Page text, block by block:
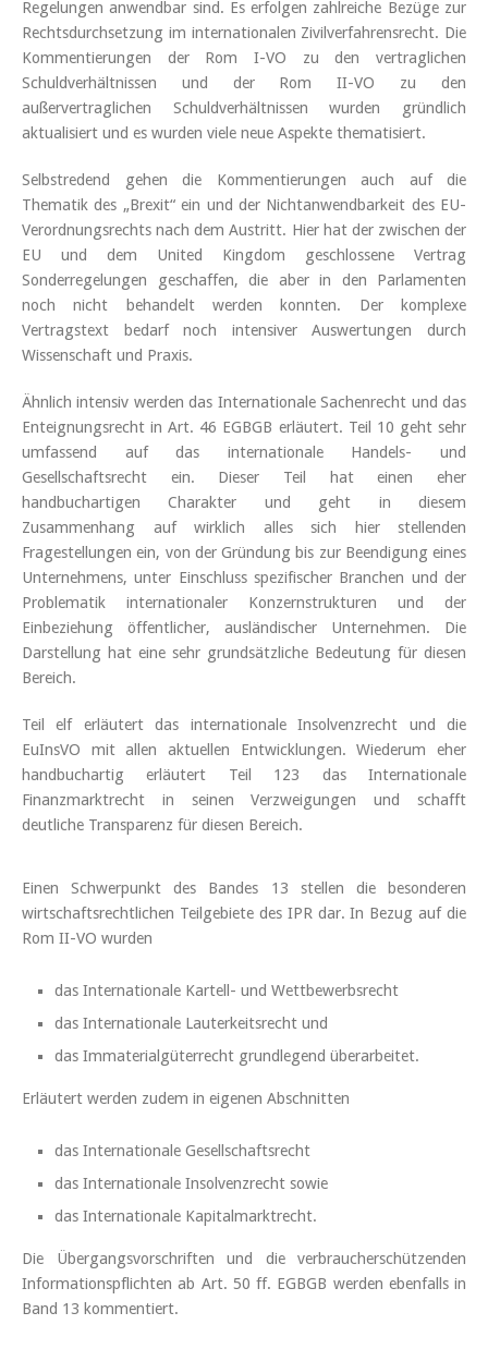
Regelungen anwendbar sind. Es erfolgen zahlreiche Bezüge zur
Rechtsdurchsetzung im internationalen Zivilverfahrensrecht. Die
Kommentierungen der Rom I-VO zu den vertraglichen
Schuldverhältnissen und der Rom II-VO zu den
außervertraglichen Schuldverhältnissen wurden gründlich
aktualisiert und es wurden viele neue Aspekte thematisiert.
Selbstredend gehen die Kommentierungen auch auf die
Thematik des „Brexit“ ein und der Nichtanwendbarkeit des EU-
Verordnungsrechts nach dem Austritt. Hier hat der zwischen der
EU und dem United Kingdom geschlossene Vertrag
Sonderregelungen geschaffen, die aber in den Parlamenten
noch nicht behandelt werden konnten. Der komplexe
Vertragstext bedarf noch intensiver Auswertungen durch
Wissenschaft und Praxis.
Ähnlich intensiv werden das Internationale Sachenrecht und das
Enteignungsrecht in Art. 46 EGBGB erläutert. Teil 10 geht sehr
umfassend auf das internationale Handels- und
Gesellschaftsrecht ein. Dieser Teil hat einen eher
handbuchartigen Charakter und geht in diesem
Zusammenhang auf wirklich alles sich hier stellenden
Fragestellungen ein, von der Gründung bis zur Beendigung eines
Unternehmens, unter Einschluss spezifischer Branchen und der
Problematik internationaler Konzernstrukturen und der
Einbeziehung öffentlicher, ausländischer Unternehmen. Die
Darstellung hat eine sehr grundsätzliche Bedeutung für diesen
Bereich.
Teil elf erläutert das internationale Insolvenzrecht und die
EuInsVO mit allen aktuellen Entwicklungen. Wiederum eher
handbuchartig erläutert Teil 123 das Internationale
Finanzmarktrecht in seinen Verzweigungen und schafft
deutliche Transparenz für diesen Bereich.
Einen Schwerpunkt des Bandes 13 stellen die besonderen
wirtschaftsrechtlichen Teilgebiete des IPR dar. In Bezug auf die
Rom II-VO wurden
das Internationale Kartell- und Wettbewerbsrecht
das Internationale Lauterkeitsrecht und
das Immaterialgüterrecht grundlegend überarbeitet.
Erläutert werden zudem in eigenen Abschnitten
das Internationale Gesellschaftsrecht
das Internationale Insolvenzrecht sowie
das Internationale Kapitalmarktrecht.
Die Übergangsvorschriften und die verbraucherschützenden
Informationspflichten ab Art. 50 ff. EGBGB werden ebenfalls in
Band 13 kommentiert.